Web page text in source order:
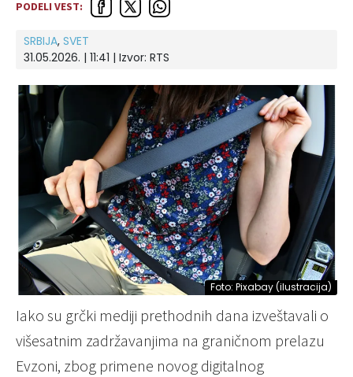
PODELI VEST:
SRBIJA, SVET
31.05.2026. | 11:41 | Izvor: RTS
Foto: Pixabay (ilustracija)
Iako su grčki mediji prethodnih dana izveštavali o
višesatnim zadržavanjima na graničnom prelazu
Evzoni, zbog primene novog digitalnog